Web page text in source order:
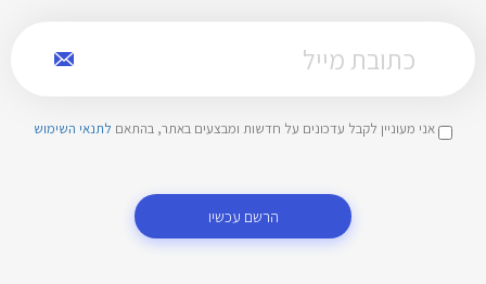
אני מעוניין לקבל עדכונים על חדשות ומבצעים באתר, בהתאם לתנאי השימוש
הרשם עכשיו